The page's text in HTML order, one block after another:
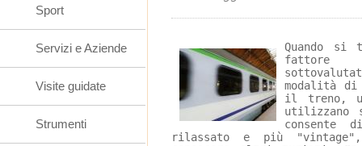
Quando
fattore
modalità
il treno,
utilizzano
consente
rilassato e più
Sport
Servizi e Aziende
Visite guidate
Strumenti